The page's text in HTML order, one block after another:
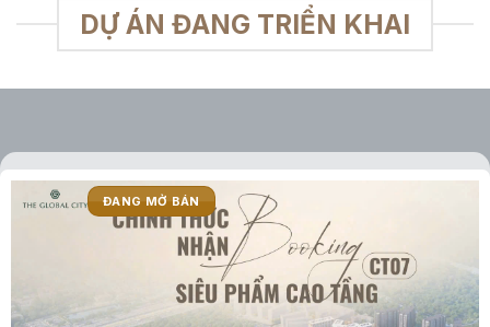
DỰ ÁN ĐANG TRIỂN KHAI
ĐANG MỞ BÁN